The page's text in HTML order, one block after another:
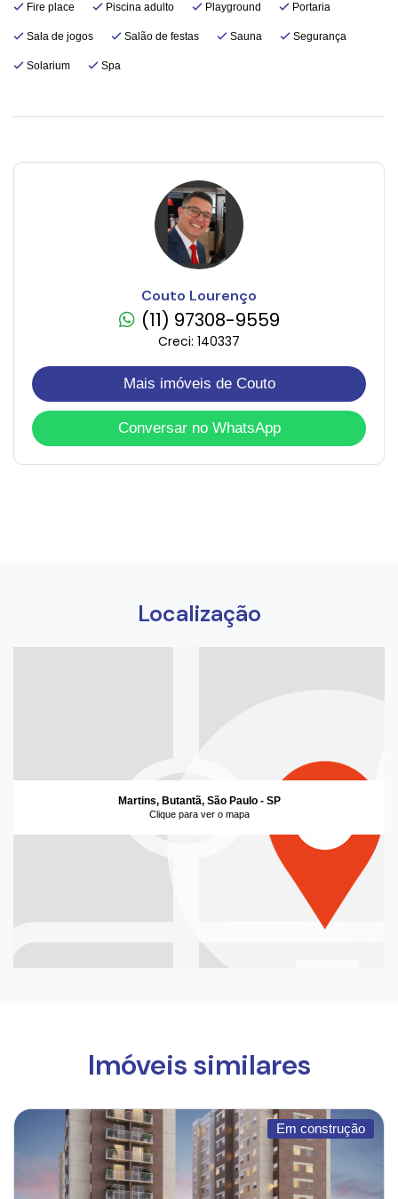
Fire place Piscina adulto Playground Portaria
Sala de jogos Salão de festas Sauna Segurança
Solarium Spa
Couto Lourenço
(11) 97308-9559
Creci: 140337
Mais imóveis de Couto
Conversar no WhatsApp
Localização
Martins, Butantã, São Paulo - SP
Clique para ver o mapa
Imóveis similares
Em construção